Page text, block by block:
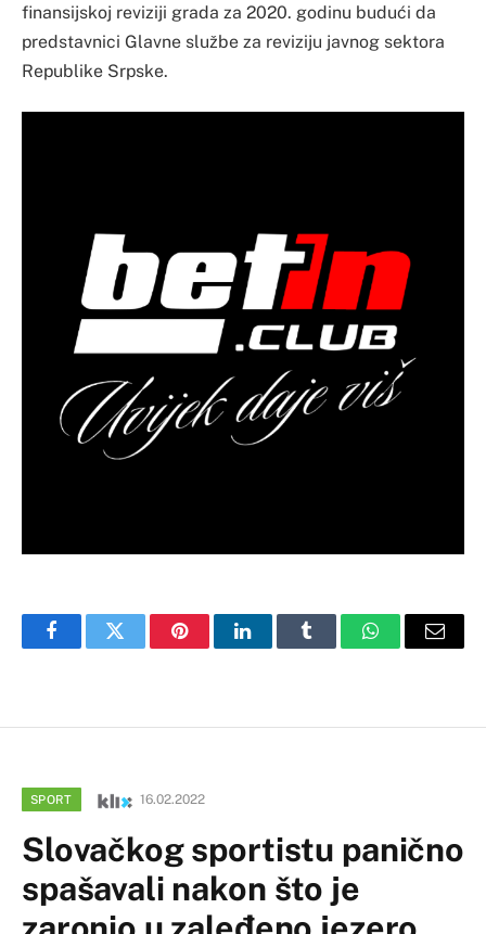
finansijskoj reviziji grada za 2020. godinu budući da
predstavnici Glavne službe za reviziju javnog sektora
Republike Srpske.
FacebookTwitter PinterestLinkedInTumblr WhatsAppEmail
SPORT 16.02.2022
Slovačkog sportistu panično
spašavali nakon što je